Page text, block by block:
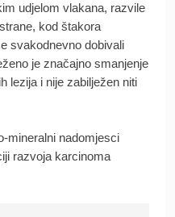
udjelom vlakana, razvile
kod štakora
svakodnevno dobivali
je značajno smanjenje
lezija i nije zabilježen niti
mineralni nadomjesci
razvoja karcinoma